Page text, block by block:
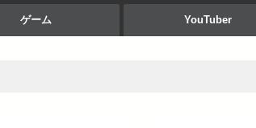
ゲーム YouTuber